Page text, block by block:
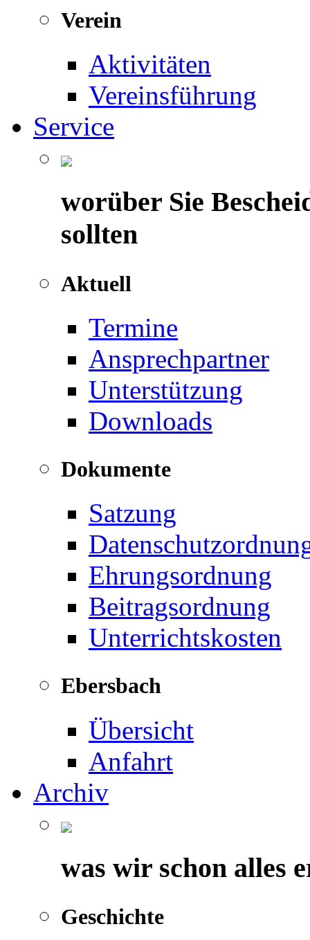
Verein
Aktivitäten
Vereinsführung
Service
worüber Sie
sollten
Aktuell
Termine
Ansprechpartner
Unterstützung
Downloads
Dokumente
Satzung
Ehrungsordnung
Beitragsordnung
Unterrichtskosten
Ebersbach
Übersicht
Anfahrt
Archiv
was wir schon alles
Geschichte